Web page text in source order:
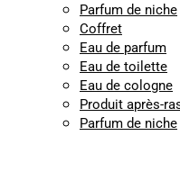
Parfum de niche
Coffret
Eau de parfum
Eau de toilette
Eau de cologne
Produit après-
Parfum de niche